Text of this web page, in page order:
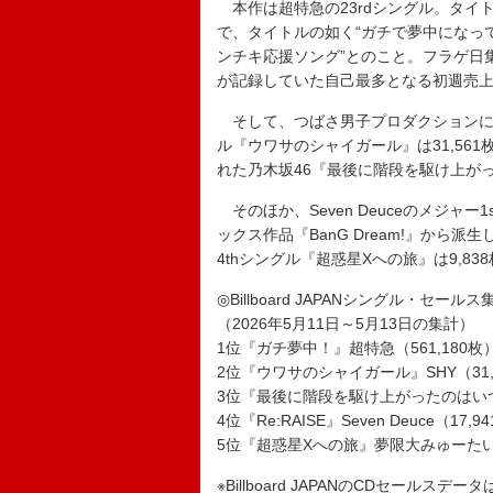
本作は超特急の23rdシングル。タイ
で、タイトルの如く“ガチで夢中にな
ンチキ応援ソング”とのこと。フラゲ
が記録していた自己最多となる初週売
そして、つばさ男子プロダクション
ル『ウワサのシャイガール』は31,561
れた乃木坂46『最後に階段を駆け上が
そのほか、Seven Deuceのメジャー
ックス作品『BanG Dream!』から派生
4thシングル『超惑星Xへの旅』は
◎Billboard JAPANシングル・セールス
（2026年5月11日～5月13日の集計）
1位『ガチ夢中！』超特急（561,180枚
2位『ウワサのシャイガール』SHY（
3位『最後に階段を駆け上がったのは
4位『Re:RAISE』Seven Deuce（
5位『超惑星Xへの旅』夢限大みゅーた
※Billboard JAPANのCDセールスデー